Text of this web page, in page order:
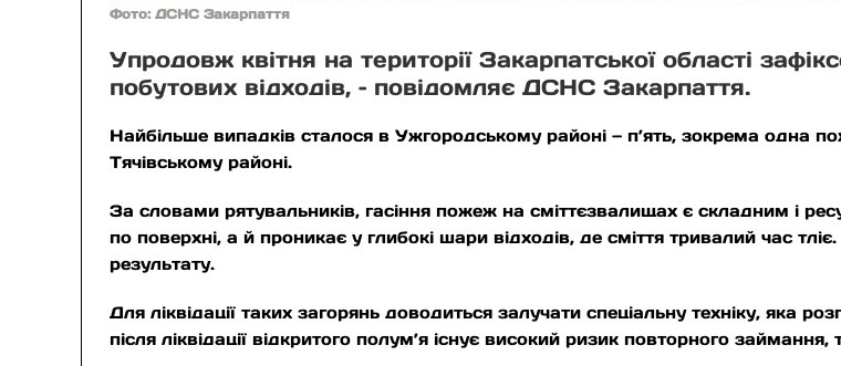
Фото: ДСНС Закарпаття
Упродовж квітня на території Закарпатської області
побутових відходів, – повідомляє ДСНС Закарпаття.
Найбільше випадків сталося в Ужгородському районі — п’ять, зокрема одна
Тячівському районі.
За словами рятувальників, гасіння пожеж на сміттєзвалищах є складним і
по поверхні, а й проникає у глибокі шари відходів, де сміття тривалий час
результату.
Для ліквідації таких загорянь доводиться залучати спеціальну техніку, яка
після ліквідації відкритого полум’я існує високий ризик повторного